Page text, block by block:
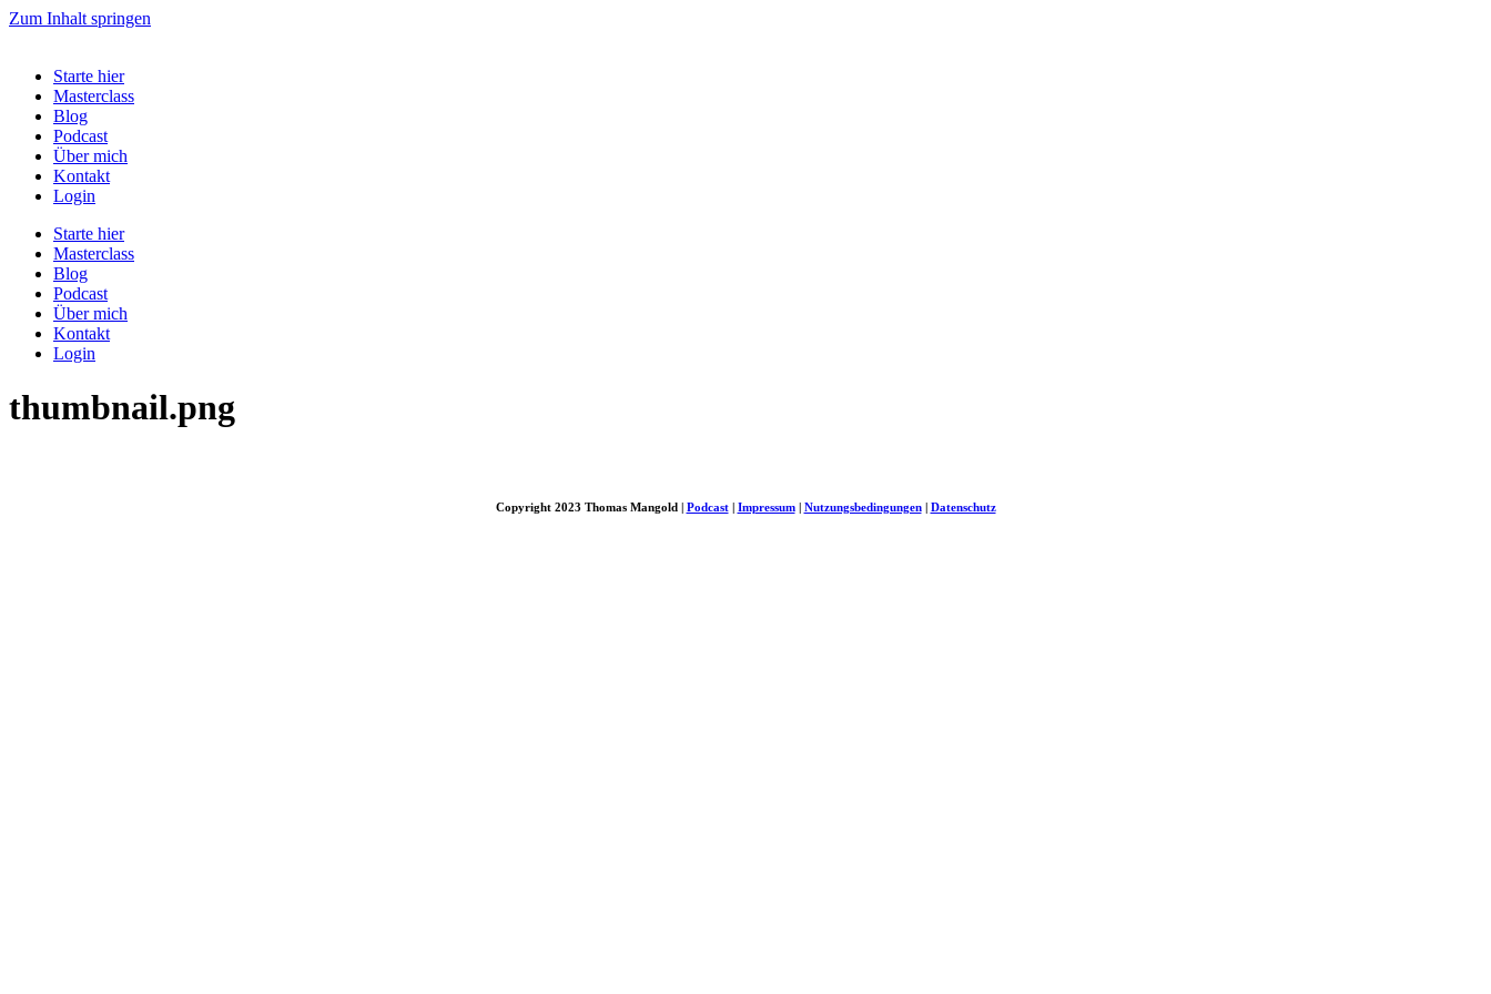
Zum Inhalt springen
Starte hier
Masterclass
Blog
Podcast
Über mich
Kontakt
Login
Starte hier
Masterclass
Blog
Podcast
Über mich
Kontakt
Login
thumbnail.png
Copyright 2023 Thomas Mangold | Podcast| Impressum| Nutzungsbedingungen| Datenschutz